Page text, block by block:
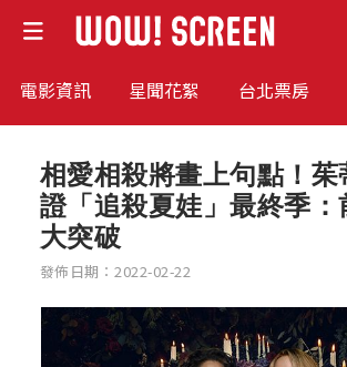
電影資訊 星聞花絮 台北票房
相愛相殺將畫上句點！茱
證「追殺夏娃」最終季：
大突破
發佈日期：2022-02-22